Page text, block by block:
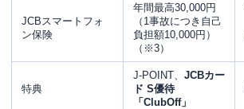
JCBスマートフォ
ン保険
年間最高30,000円
（1事故につき自己
負担額10,000円）
（※3）
特典
J-POINT、 JCBカー
ド S優待
「ClubOff」